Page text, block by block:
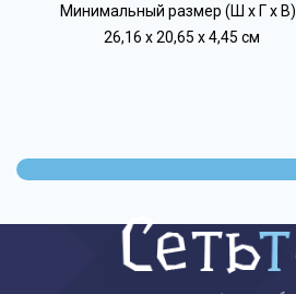
Минимальный размер (Ш x Г x В)
26,16 x 20,65 x 4,45 см